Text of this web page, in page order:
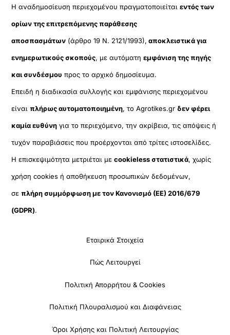
Η αναδημοσίευση περιεχομένου πραγματοποιείταιεντός των
ορίων της επιτρεπόμενης παράθεσης
αποσπασμάτων (άρθρο 19 Ν. 2121/1993), αποκλειστικά για
ενημερωτικούς σκοπούς, με αυτόματηεμφάνιση της πηγής
και συνδέσμου προς το αρχικό δημοσίευμα.
Επειδή η διαδικασία συλλογής και εμφάνισης περιεχομένου
είναιπλήρως αυτοματοποιημένη, το Agrotikes.gr δεν φέρει
καμία ευθύνη για το περιεχόμενο, την ακρίβεια, τις απόψεις ή
τυχόν παραβιάσεις που προέρχονται από τρίτες ιστοσελίδες.
Η επισκεψιμότητα μετριέται μεcookieless στατιστικά, χωρίς
χρήση cookies ή αποθήκευση προσωπικών δεδομένων,
σεπλήρη συμμόρφωση με τον Κανονισμό (ΕΕ) 2016/679
(GDPR).
Εταιρικά Στοιχεία
Πώς Λειτουργεί
Πολιτική Απορρήτου & Cookies
Πολιτική Πλουραλισμού και Διαφάνειας
Όροι Χρήσης και Πολιτική Λειτουργίας